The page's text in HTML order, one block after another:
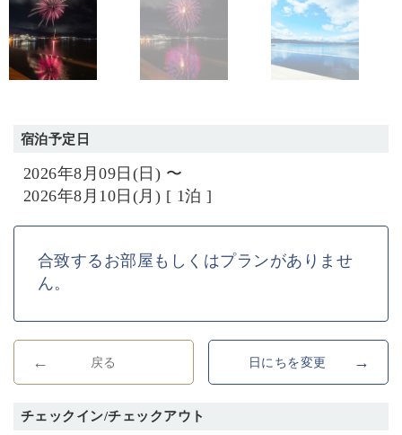
宿泊予定日
2026年8月09日(日) 〜
2026年8月10日(月) [ 1泊 ]
合致するお部屋もしくはプランがありませ
ん。
戻る 日にちを変更
チェックイン/チェックアウト